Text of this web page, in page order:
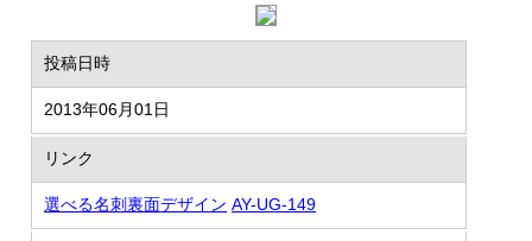
投稿日時
2013年06月01日
リンク
選べる名刺裏面デザイン AY-UG-149